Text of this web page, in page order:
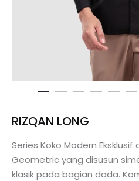
RIZQAN LONG
Series Koko Modern
Geometric yang disusun
klasik pada bagian dada.